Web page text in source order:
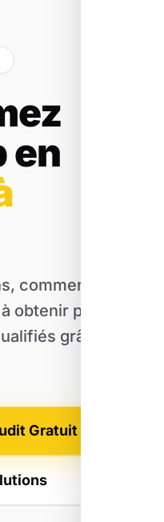
en
commerçants et
à obtenir plus
grâce au
Gratuit